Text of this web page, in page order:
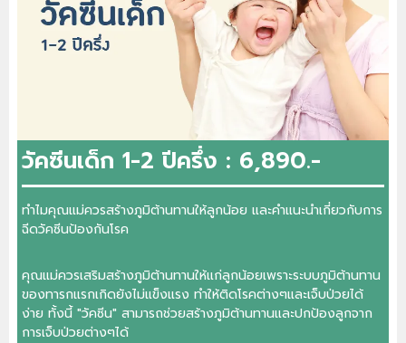
วัคซีนเด็ก 1-2 ปีครึ่ง : 6,890.-
ทำไมคุณแม่ควรสร้างภูมิต้านทานให้ลูกน้อย และคำแนะนำเกี่ยวกับการ
ฉีดวัคซีนป้องกันโรค
คุณแม่ควรเสริมสร้างภูมิต้านทานให้แก่ลูกน้อยเพราะระบบภูมิต้านทาน
ของทารกแรกเกิดยังไม่แข็งแรง ทำให้ติดโรคต่างๆและเจ็บป่วยได้
ง่าย ทั้งนี้ "วัคซีน" สามารถช่วยสร้างภูมิต้านทานและปกป้องลูกจาก
การเจ็บป่วยต่างๆได้